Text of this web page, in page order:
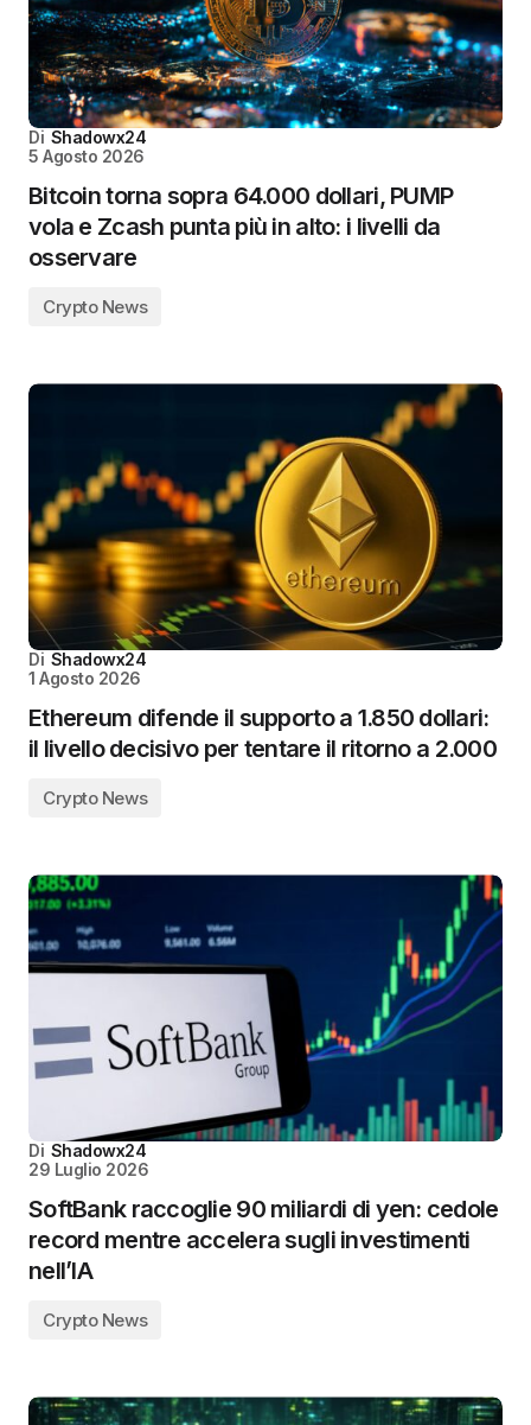
Di Shadowx24
5 Agosto 2026
Bitcoin torna sopra 64.000 dollari, PUMP
vola e Zcash punta più in alto: i livelli da
osservare
Crypto News
Di Shadowx24
1 Agosto 2026
Ethereum difende il supporto a 1.850 dollari:
il livello decisivo per tentare il ritorno a 2.000
Crypto News
Di Shadowx24
29 Luglio 2026
SoftBank raccoglie 90 miliardi di yen: cedole
record mentre accelera sugli investimenti
nell’IA
Crypto News